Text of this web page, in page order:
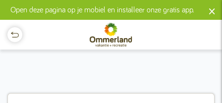
Open deze pagina op je mobiel en installeer onze gratis app. ×